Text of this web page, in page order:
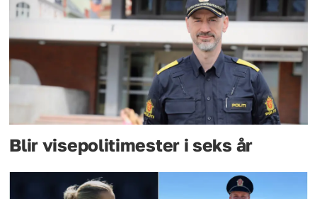
Blir visepolitimester i seks år